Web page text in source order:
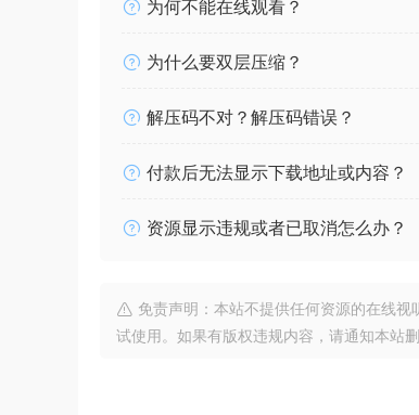
为何不能在线观看？
为什么要双层压缩？
解压码不对？解压码错误？
付款后无法显示下载地址或内容？
资源显示违规或者已取消怎么办？
免责声明：本站不提供任何资源的在线
试使用。如果有版权违规内容，请通知本站删